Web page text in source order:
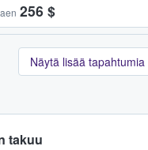
256 $
Näytä lisää tapahtumia
takuu